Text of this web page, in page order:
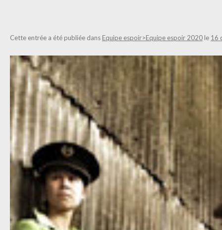
Cette entrée a été publiée dans Equipe espoir>Equipe espoir 2020 le 16